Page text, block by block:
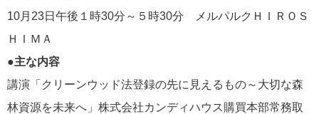
10月23日午後１時30分～５時30分 メルパルクＨＩＲＯＳ
ＨＩＭＡ
●主な内容
講演「クリーンウッド法登録の先に見えるもの～大切な森
林資源を未来へ」株式会社カンディハウス購買本部常務取